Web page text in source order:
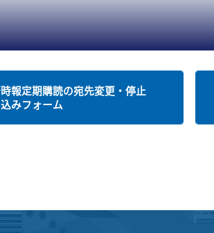
報定期購読の宛先変更・停止
みフォーム